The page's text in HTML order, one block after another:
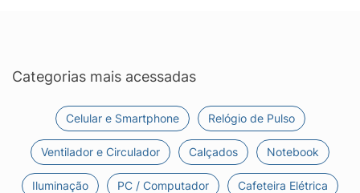
Categorias mais acessadas
Celular e Smartphone Relógio de Pulso
Ventilador e Circulador Calçados Notebook
Iluminação PC / Computador Cafeteira Elétrica